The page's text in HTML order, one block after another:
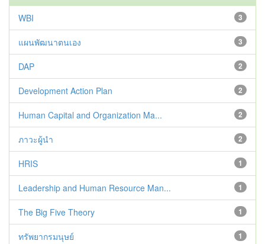
3
WBI
3
แผนพัฒนาตนเอง
2
DAP
2
Development Action Plan
2
Human Capital and Organization Ma...
2
ภาวะผู้นำ
1
HRIS
1
Leadership and Human Resource Man...
1
The Big Five Theory
1
ทรัพยากรมนุษย์